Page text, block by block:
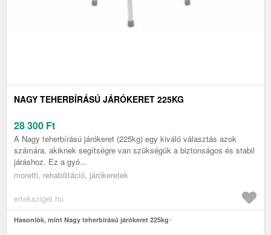
NAGY TEHERBÍRÁSÚ JÁRÓKERET 225KG
28 300 Ft
A Nagy teherbírású járókeret (225kg) egy kiváló választás azok
számára, akiknek segítségre van szükségük a biztonságos és stabil
járáshoz. Ez a gyó...
moretti, rehabilitáció, járókeretek
erteksziget.hu
Hasonlók, mint Nagy teherbírású járókeret 225kg